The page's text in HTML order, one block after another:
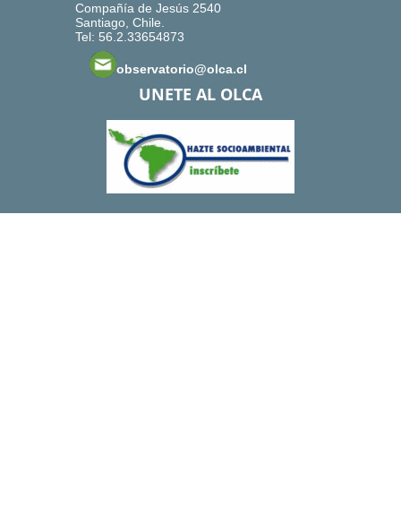
Compañía de Jesús 2540
Santiago, Chile.
Tel: 56.2.33654873
observatorio@olca.cl
UNETE AL OLCA